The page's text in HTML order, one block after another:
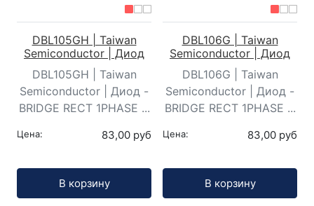
DBL105GH | Taiwan
Semiconductor | Диод
DBL105GH | Taiwan
Semiconductor | Диод -
BRIDGE RECT 1PHASE ...
Цена: 83,00 руб
В корзину
DBL106G | Taiwan
Semiconductor | Диод
DBL106G | Taiwan
Semiconductor | Диод -
BRIDGE RECT 1PHASE ...
Цена: 83,00 руб
В корзину